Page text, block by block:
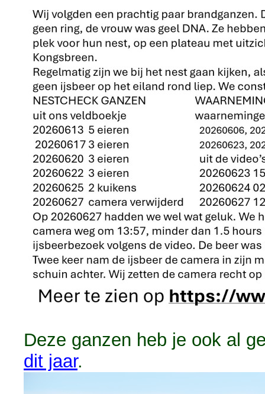
Deze ganzen heb je ook al
dit jaar.